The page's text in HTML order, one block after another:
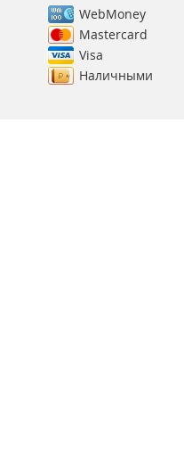
WebMoney
Mastercard
Visa
Наличными